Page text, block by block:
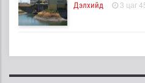
Дэлхийд 3 цаг